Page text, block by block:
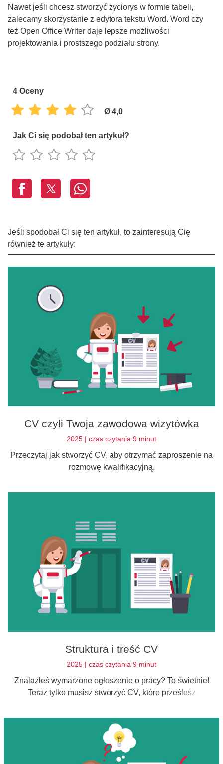
Nawet jeśli chcesz stworzyć życiorys w formie tabeli,
zalecamy skorzystanie z edytora tekstu Word. Word czy
też Open Office Writer daje lepsze możliwości
projektowania i prostszego podziału strony.
4Oceny
Ø 4,0
Jak Ci się podobał ten artykuł?
Jeśli spodobał Ci się ten artykuł, to zainteresują Cię
również te artykuły:
CV czyli Twoja zawodowa wizytówka
2025 | czas czytania 9 minut
Przeczytaj jak stworzyć CV, aby otrzymać zaproszenie na
rozmowę kwalifikacyjną.
Struktura i treść CV
2025 | czas czytania 9 minut
Znalazłeś wymarzone ogłoszenie o pracy? To świetnie!
Teraz tylko musisz stworzyć CV, które prześlesz